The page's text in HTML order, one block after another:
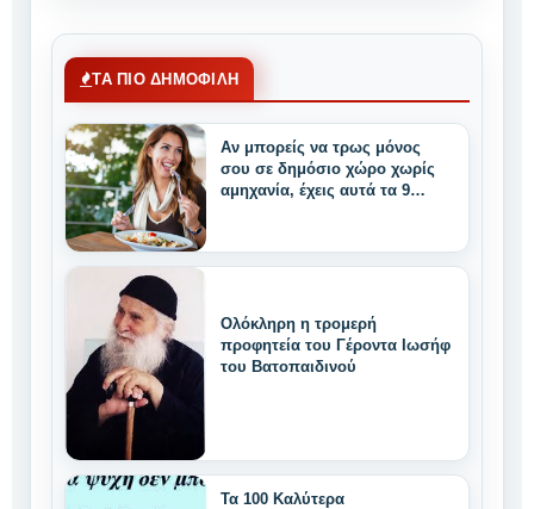
ΤΑ ΠΙΟ ΔΗΜΟΦΙΛΗ
Αν μπορείς να τρως μόνος
σου σε δημόσιο χώρο χωρίς
αμηχανία, έχεις αυτά τα 9
Ολόκληρη η τρομερή
προφητεία του Γέροντα Ιωσήφ
του Βατοπαιδινού
Τα 100 Καλύτερα